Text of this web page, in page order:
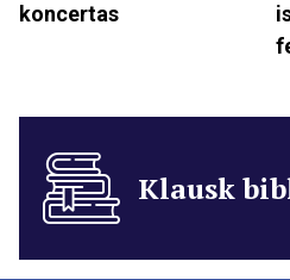
koncertas
Klausk